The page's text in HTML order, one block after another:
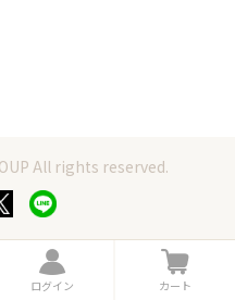
All rights reserved.
ロ
グ
ログイン
カ
ー
カート